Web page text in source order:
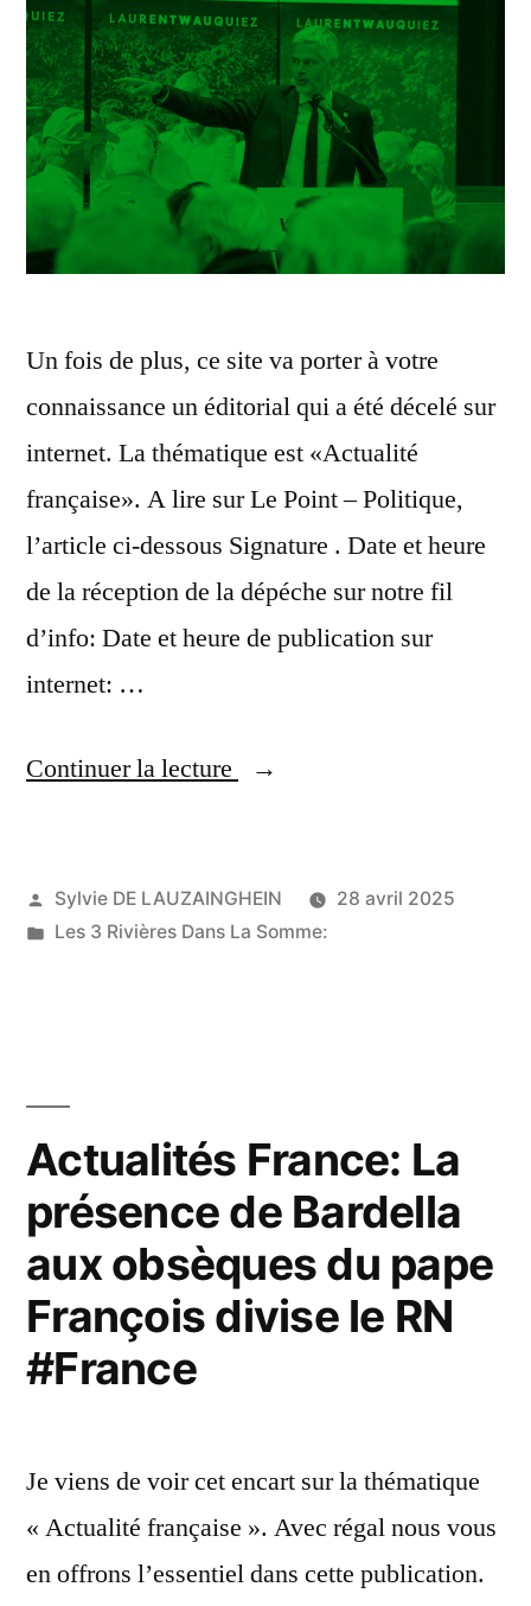
Un fois de plus, ce site va porter à votre
connaissance un éditorial qui a été décelé sur
internet. La thématique est «Actualité
française». A lire sur Le Point – Politique,
l’article ci-dessous Signature . Date et heure
de la réception de la dépéche sur notre fil
d’info: Date et heure de publication sur
internet: …
Continuer la lecture
« Informations
a
sa
femme)
en
campagne
#France »
Publié
par
Sylvie DE LAUZAINGHEIN
28 avril 2025
Publié
Les 3 Rivières Dans La Somme:
Actualités France: La
présence de Bardella
aux obsèques du pape
François divise le RN
#France
Je viens de voir cet encart sur la thématique
« Actualité française ». Avec régal nous vous
en offrons l’essentiel dans cette publication.